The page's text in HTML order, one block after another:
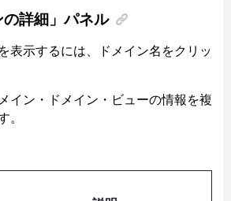
の詳細」パネル
表示するには、ドメイン名をクリッ
イン・ドメイン・ビューの情報を複